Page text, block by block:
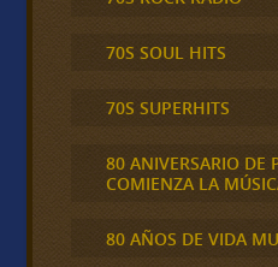
70S SOUL HITS
70S SUPERHITS
80 ANIVERSARIO DE
COMIENZA LA
80 AÑOS DE VIDA